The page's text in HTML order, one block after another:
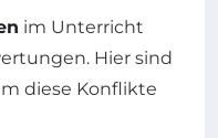
im Unterricht
Hier sind
diese Konflikte